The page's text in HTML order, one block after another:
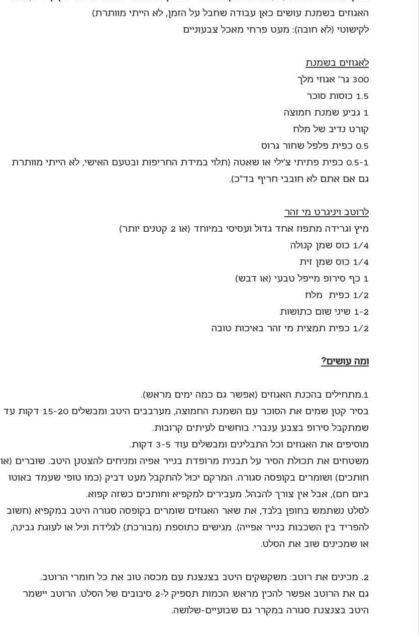
האגוזים בשמנת עושים כאן עבודה שחבל על הזמן, לא הייתי מוותרת)
לקישוטי (לא חובה): מעט פרחי מאכל צבעוניים
לאגוזים בשמנת
300 גר' אגוזי מלך
1.5 כוסות סוכר
1 גביע שמנת חמוצה
קורט נדיב של מלח
0.5 כפית פלפל שחור גרוס
0.5-1 כפית פתיתי צ'ילי או שאטה (תלוי במידת החריפות ובטעם האישי, לא הייתי מוותרת
גם אם אתם לא חובבי חריף בד"כ).
לרוטב ויניגרט מי זהר
מיץ וגרידה מתפוז אחד גדול ועסיסי במיוחד (או 2 קטנים יותר)
1/4 כוס שמן קנולה
1/4 כוס שמן זית
1 כף סירופ מייפל טבעי (או דבש)
1/2 כפית  מלח
1-2 שיני שום כתושות
1/2 כפית תמצית מי זהר באיכות טובה
ומה עושים?
1.מתחילים בהכנת האגוזים (אפשר גם כמה ימים מראש).
בסיר קטן שמים את הסוכר עם השמנת החמוצה, מערבבים היטב ומבשלים 15-20 דקות עד
שמתקבל סירופ בצבע ענברי. בוחשים לעיתים קרובות.
מוסיפים את האגוזים וכל התבלינים ומבשלים עוד 3-5 דקות.
משטחים את תכולת הסיר על תבנית מרופדת בנייר אפיה ומניחים להצטנן היטב. שוברים (או
חותכים) ושומרים בקופסה סגורה. המרקם יכול להתקבל מעט דביק (כמו טופי שעמד באוטו
ביום חם), אבל אין צורך להבהל. מעבירים למקפיא וחותכים כשזה קפוא.
לסלט נשתמש בחופן בלבד, את שאר האגוזים שומרים בקופסה סגורה היטב במקפיא (חשוב
להפריד בין השכבות בנייר אפייה). מגישים כתוספת (מבורכת) לגלידת וניל או לעוגת גבינה,
או שמכינים שוב את הסלט.
2. מכינים את רוטב: משקשקים היטב בצנצנת עם מכסה טוב את כל חומרי הרוטב.
גם את הרוטב אפשר להכין מראש. הכמות תספיק ל-2 סיבובים של הסלט. הרוטב יישמר
היטב בצנצנת סגורה במקרר גם שבועיים-שלושה.